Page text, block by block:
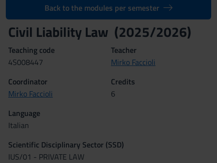
Back to the modules per semester
Civil Liability Law (2025/2026)
Teaching code
4S008447
Teacher
Mirko Faccioli
Coordinator
Mirko Faccioli
Credits
6
Language
Italian
Scientific Disciplinary Sector (SSD)
IUS/01 - PRIVATE LAW